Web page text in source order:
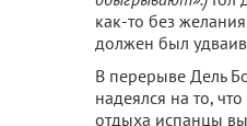
как-то без
должен был
В перерыве Дель
надеялся на то,
отдыха испанцы